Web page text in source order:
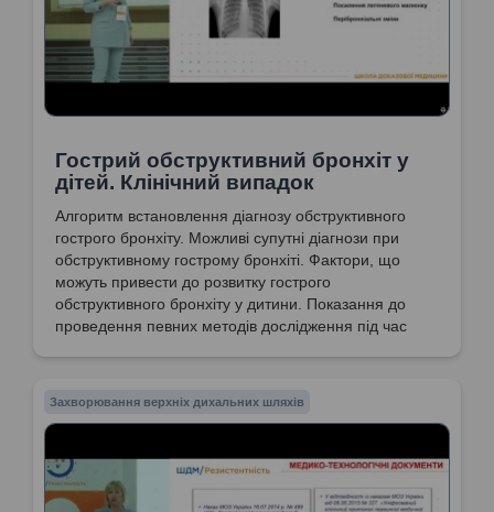
Гострий обструктивний бронхіт у
дітей. Клінічний випадок
Алгоритм встановлення діагнозу обструктивного
гострого бронхіту. Можливі супутні діагнози при
обструктивному гострому бронхіті. Фактори, що
можуть привести до розвитку гострого
обструктивного бронхіту у дитини. Показання до
проведення певних методів дослідження під час
Захворювання верхніх дихальних шляхів